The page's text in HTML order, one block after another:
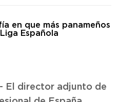
El director adjunto de